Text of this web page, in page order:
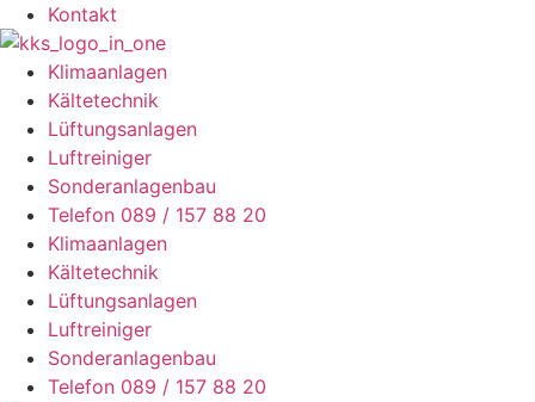
Kontakt
Klimaanlagen
Kältetechnik
Lüftungsanlagen
Luftreiniger
Sonderanlagenbau
Telefon 089 / 157 88 20
Klimaanlagen
Kältetechnik
Lüftungsanlagen
Luftreiniger
Sonderanlagenbau
Telefon 089 / 157 88 20